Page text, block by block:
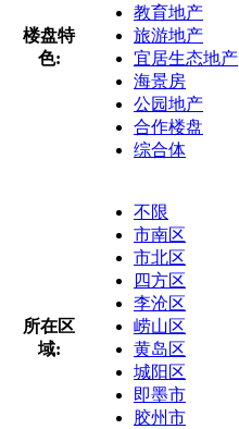
楼盘特
色:
教育地产
旅游地产
宜居生态地产
海景房
公园地产
合作楼盘
综合体
所在区
域:
不限
市南区
市北区
四方区
李沧区
崂山区
黄岛区
城阳区
即墨市
胶州市